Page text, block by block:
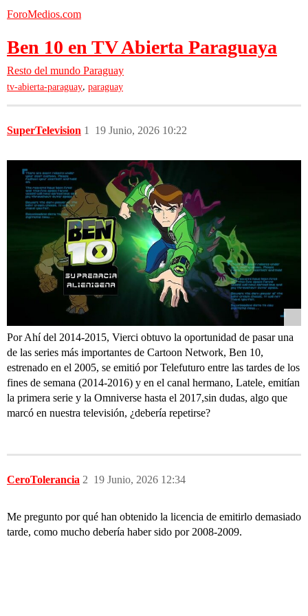
ForoMedios.com
Ben 10 en TV Abierta Paraguaya
Resto del mundo Paraguay
tv-abierta-paraguay, paraguay
SuperTelevision 19 Junio, 2026 10:22
1
Por Ahí del 2014-2015, Vierci obtuvo la oportunidad de pasar una
de las series más importantes de Cartoon Network, Ben 10,
estrenado en el 2005, se emitió por Telefuturo entre las tardes de los
fines de semana (2014-2016) y en el canal hermano, Latele, emitían
la primera serie y la Omniverse hasta el 2017,sin dudas, algo que
marcó en nuestra televisión, ¿debería repetirse?
CeroTolerancia 19 Junio, 2026 12:34
2
Me pregunto por qué han obtenido la licencia de emitirlo demasiado
tarde, como mucho debería haber sido por 2008-2009.